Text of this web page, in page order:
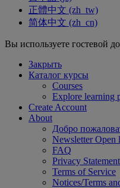
正體中文 ‎(zh_tw)‎
简体中文 ‎(zh_cn)‎
Вы используете гостевой
Закрыть
Каталог курсы
Courses
Explore learning
Create Account
About
Добро
NewsletterOpen
FAQ
Privacy Statement
Terms of Service
Notices/Terms